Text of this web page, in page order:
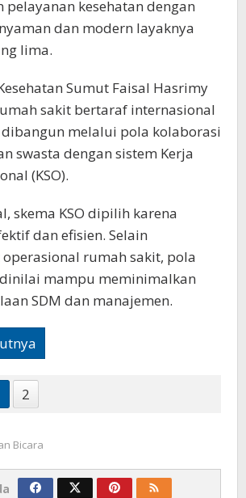
pelayanan kesehatan dengan
dan modern layaknya
lima.
Sumut Faisal Hasrimy
sakit bertaraf internasional
melalui pola kolaborasi
swasta dengan sistem Kerja
(KSO).
skema KSO dipilih karena
dan efisien. Selain
rumah sakit, pola
mampu meminimalkan
SDM dan manajemen.
2
Bicara